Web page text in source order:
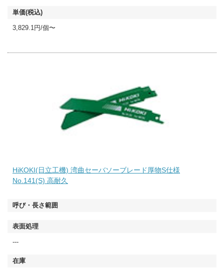
3,829.1円/個〜
HiKOKI(日立工機) 湾曲セーバソーブレード厚物S仕様
No.141(S) 高耐久
---